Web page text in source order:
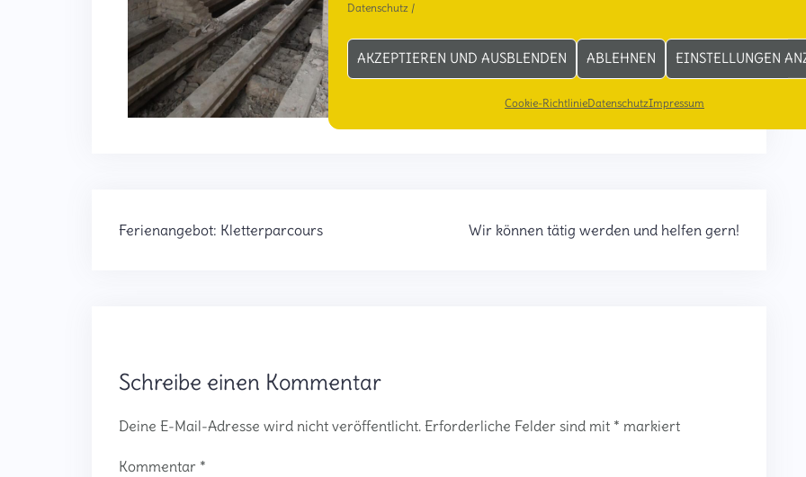
Datenschutz /
AKZEPTIEREN UND AUSBLENDEN ABLEHNEN EINSTELLUNGEN
Cookie-RichtlinieDatenschutzImpressum
Ferienangebot: Kletterparcours Wir können tätig werden und helfen gern!
Schreibe einen Kommentar
Deine E-Mail-Adresse wird nicht veröffentlicht. Erforderliche Felder sind mit * markiert
Kommentar *